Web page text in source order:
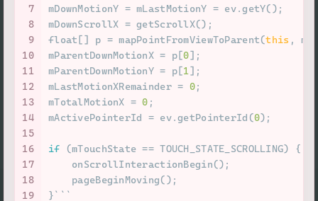
7
8
9
10
11
12
13
14
15
16
17
18
19
mDownMotionY = mLastMotionY = ev.getY();
mDownScrollX = getScrollX();
float[] p = mapPointFromViewToParent(this ,
mParentDownMotionX = p[0];
mParentDownMotionY = p[1];
mLastMotionXRemainder = 0;
mTotalMotionX = 0 ;
mActivePointerId = ev.getPointerId(0);
if (mTouchState == TOUCH_STATE_SCROLLING) {
    onScrollInteractionBegin();
    pageBeginMoving();
}```